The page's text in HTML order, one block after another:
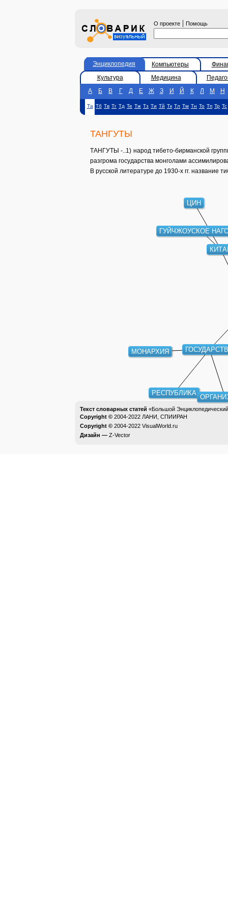
О проекте | Помощь
Энциклопедия Компьютеры
Культура
Медицина
А
Б В Г Д Е Ж З И Й К Л М Н
Та Тб Тв Тг Тд Те Тж Тз Ти Тй Тк Тл Тм Тн То Тп Тр Тс
ТАНГУТЫ
ТАНГУТЫ -..1) народ тибето-бирманской
разгрома государства монголами
В русской литературе до 1930-х гг. название
ЦИН
ГУЙЧЖОУСКОЕ
МОНАРХИЯ
РЕСПУБЛИКА
Текст словарных статей «Большой
Copyright © 2004-2022 ЛАНИ, СПИИРАН
Copyright © 2004-2022 VisualWorld.ru
Дизайн — Z-Vector